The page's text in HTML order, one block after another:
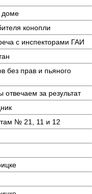
доме
конопли
с инспекторами ГАИ
без прав и пьяного
за результат
№ 21, 11 и 12